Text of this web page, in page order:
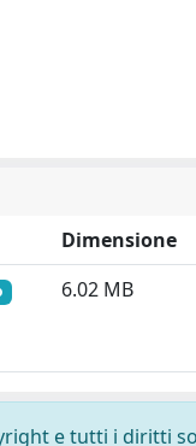
Dimensione
6.02 MB
e tutti i diritti